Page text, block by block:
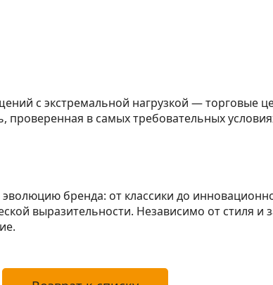
с экстремальной нагрузкой — торговые
в самых требовательных
бренда: от классики до
выразительности. Независимо от стиля и